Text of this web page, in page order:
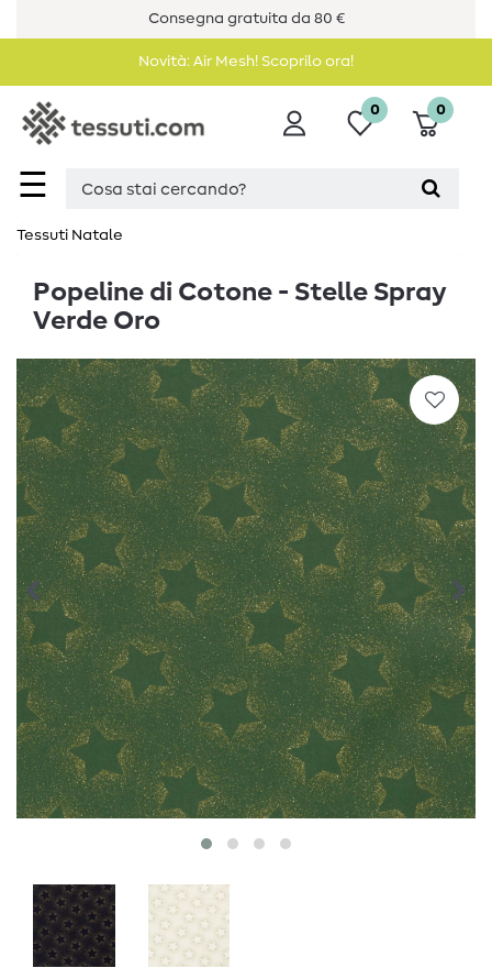
Consegna gratuita da 80 €
Novità: Air Mesh! Scoprilo ora!
☰
0 0
Tessuti Natale
Popeline di Cotone - Stelle Spray
Verde Oro